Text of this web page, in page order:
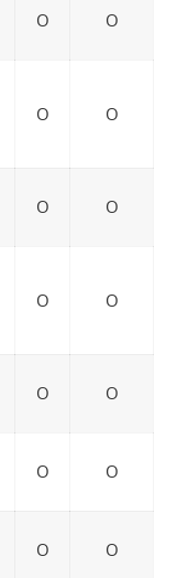
O O
O O
O O
O O
O O
O O
O O